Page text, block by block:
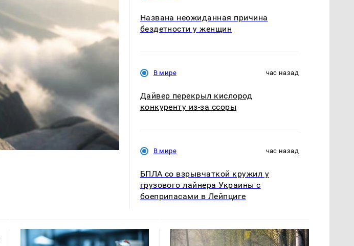
Названа неожиданная причина
бездетности у женщин
В мире час назад
Дайвер перекрыл кислород
конкуренту из-за ссоры
В мире час назад
БПЛА со взрывчаткой кружил у
грузового лайнера Украины с
боеприпасами в Лейпциге